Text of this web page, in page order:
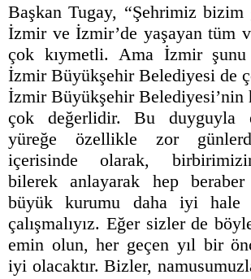
Başkan Tugay, “Şehrimiz bizim
İzmir ve İzmir’de yaşayan tüm
çok kıymetli. Ama İzmir
İzmir Büyükşehir Belediyesi de
İzmir Büyükşehir Belediyesi’nin
çok değerlidir. Bu duyguyla
yüreğe özellikle zor
içerisinde olarak,
bilerek anlayarak hep
büyük kurumu daha iyi hale
çalışmalıyız. Eğer sizler de
emin olun, her geçen yıl bir
iyi olacaktır. Bizler,